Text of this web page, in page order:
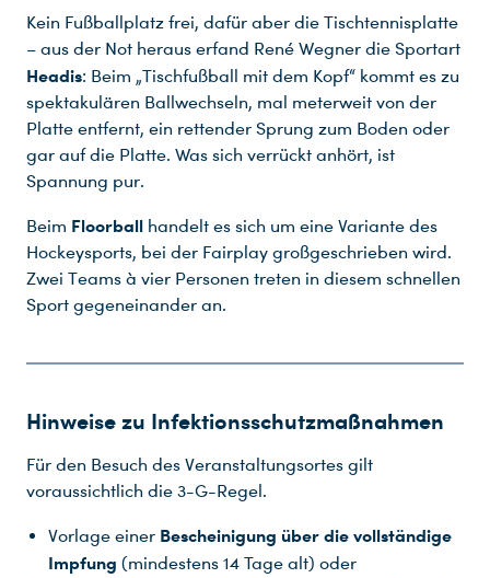
Kein Fußballplatz frei, dafür aber die Tischtennisplatte
– aus der Not heraus erfand René Wegner die Sportart
Headis: Beim „Tischfußball mit dem Kopf“ kommt es zu
spektakulären Ballwechseln, mal meterweit von der
Platte entfernt, ein rettender Sprung zum Boden oder
gar auf die Platte. Was sich verrückt anhört, ist
Spannung pur.
Beim Floorball handelt es sich um eine Variante des
Hockeysports, bei der Fairplay großgeschrieben wird.
Zwei Teams à vier Personen treten in diesem schnellen
Sport gegeneinander an.
Hinweise zu Infektionsschutzmaßnahmen
Für den Besuch des Veranstaltungsortes gilt
voraussichtlich die 3-G-Regel.
Vorlage einer Bescheinigung über die vollständige
Impfung (mindestens 14 Tage alt) oder